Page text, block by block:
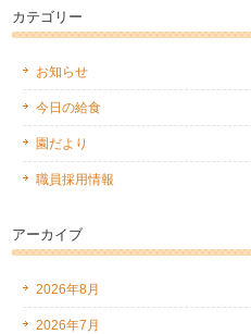
カテゴリー
お知らせ
今日の給食
園だより
職員採用情報
アーカイブ
2026年8月
2026年7月